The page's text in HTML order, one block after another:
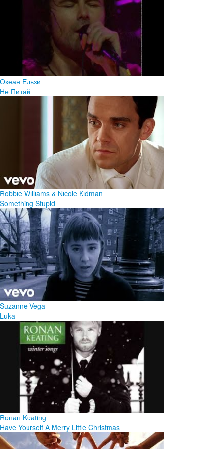
Океан Ельзи
Не Питай
Robbie Williams & Nicole Kidman
Something Stupid
Suzanne Vega
Luka
Ronan Keating
Have Yourself A Merry Little Christmas